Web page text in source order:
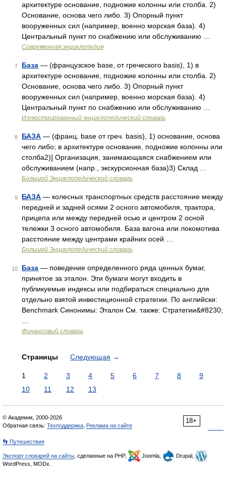
архитектуре основание, подножие колонны или столба. 2)
Основание, основа чего либо. 3) Опорный пункт
вооруженных сил (например, военно морская база). 4)
Центральный пункт по снабжению или обслуживанию …
Современная энциклопедия
7 База — (французское base, от греческого basis), 1) в
архитектуре основание, подножие колонны или столба. 2)
Основание, основа чего либо. 3) Опорный пункт
вооруженных сил (например, военно морская база). 4)
Центральный пункт по снабжению или обслуживанию …
Иллюстрированный энциклопедический словарь
8 БАЗА — (франц. base от греч. basis), 1) основание, основа
чего либо; в архитектуре основание, подножие колонны или
столба2)] Организация, занимающаяся снабжением или
обслуживанием (напр., экскурсионная база)3) Склад …
Большой Энциклопедический словарь
9 БАЗА — колесных транспортных средств расстояние между
передней и задней осями 2 осного автомобиля, трактора,
прицепа или между передней осью и центром 2 осной
тележки 3 осного автомобиля. База вагона или локомотива
расстояние между центрами крайних осей …
Большой Энциклопедический словарь
10 База — поведение определенного ряда ценных бумаг,
принятое за эталон. Эти бумаги могут входить в
публикуемые индексы или подбираться специально для
отдельно взятой инвестиционной стратегии. По английски:
Benchmark Синонимы: Эталон См. также: Стратегии&#8230;
Финансовый словарь
Страницы Следующая →
1 2 3 4 5 6 7 8
9
10
11 12 13
18+
© Академик, 2000-2026
Обратная связь: Техподдержка Реклама на сайте
👣 Путешествия
Экспорт словарей на сайты , сделанные на PHP, Joomla,
Drupal,
WordPress, MODx.